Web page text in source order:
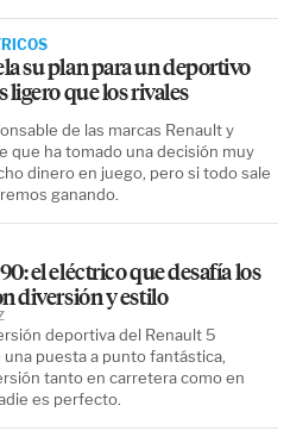
su plan para un deportivo
ligero que los rivales
de las marcas Renault y
que ha tomado una decisión muy
dinero en juego, pero si todo sale
ganando.
el eléctrico que desafía los
diversión y estilo
deportiva del Renault 5
puesta a punto fantástica,
tanto en carretera como en
es perfecto.